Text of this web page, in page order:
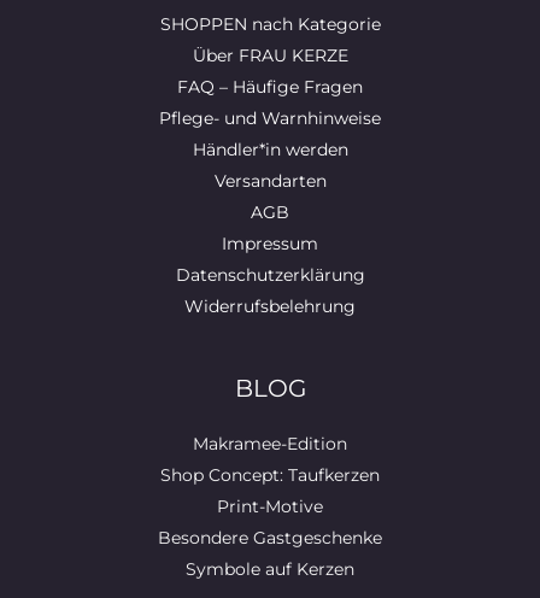
SHOPPEN nach Kategorie
Über FRAU KERZE
FAQ – Häufige Fragen
Pflege- und Warnhinweise
Händler*in werden
Versandarten
AGB
Impressum
Datenschutzerklärung
Widerrufsbelehrung
BLOG
Makramee-Edition
Shop Concept: Taufkerzen
Print-Motive
Besondere Gastgeschenke
Symbole auf Kerzen